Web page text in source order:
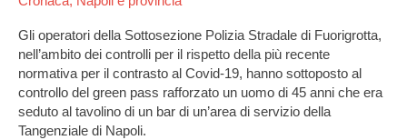
Gli operatori della Sottosezione Polizia Stradale di Fuorigrotta,
nell’ambito dei controlli per il rispetto della più recente
normativa per il contrasto al Covid-19, hanno sottoposto al
controllo del green pass rafforzato un uomo di 45 anni che era
seduto al tavolino di un bar di un’area di servizio della
Tangenziale di Napoli.
lo
trovano
a
fare
colazione
al